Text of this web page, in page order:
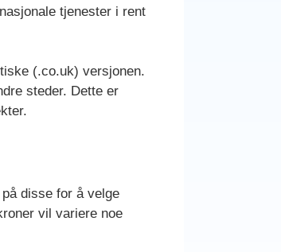
tjenester i rent
(.co.uk) versjonen.
steder. Dette er
disse for å velge
vil variere noe